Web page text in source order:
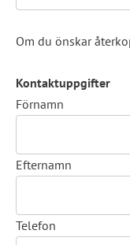
Om du önskar
Kontaktuppgifter
Kontaktuppgifter
Förnamn
Efternamn
Telefon